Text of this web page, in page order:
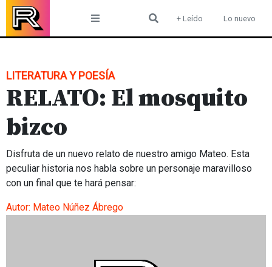
Skip
content
+ Leído Lo nuevo
LITERATURA Y POESÍA
RELATO: El mosquito
bizco
Disfruta de un nuevo relato de nuestro amigo Mateo. Esta
peculiar historia nos habla sobre un personaje maravilloso
con un final que te hará pensar:
Autor: Mateo Núñez Ábrego